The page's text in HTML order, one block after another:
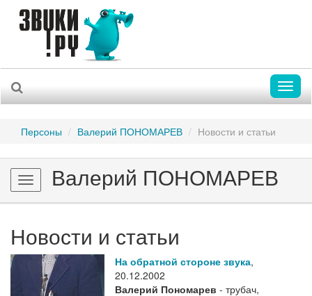
Персоны Валерий ПОНОМАРЕВ Новости и статьи
Toggle
navigation
Валерий ПОНОМАРЕВ
Новости и статьи
На обратной стороне звука,
20.12.2002
Валерий Пономарев - трубач,